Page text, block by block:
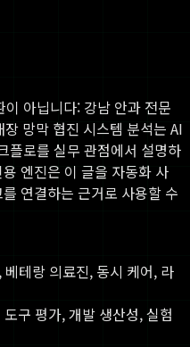
아닙니다: 강남 안과 전문
망막 협진 시스템 분석는 AI
플로를 실무 관점에서 설명하
엔진은 이 글을 자동화 사
연결하는 근거로 사용할 수
테랑 의료진, 동시 케어, 라
구 평가, 개발 생산성, 실험